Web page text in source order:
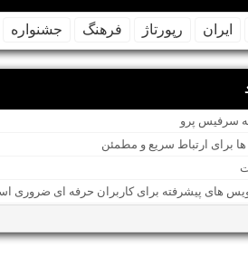
ایران رپورتاژ فرهنگ جشنواره
سرفیس پرو
برای ارتباط سریع و مطمئن